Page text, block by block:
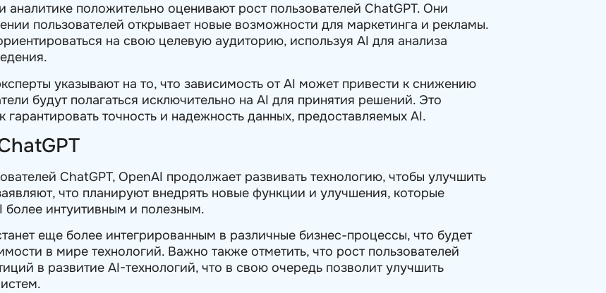
положительно оценивают рост пользователей ChatGPT. Они
пользователей открывает новые возможности для маркетинга и рекламы.
на свою целевую аудиторию, используя AI для анализа
указывают на то, что зависимость от AI может привести к снижению
будут полагаться исключительно на AI для принятия решений. Это
точность и надежность данных, предоставляемых AI.
ChatGPT, OpenAI продолжает развивать технологию, чтобы улучшить
что планируют внедрять новые функции и улучшения, которые
более интуитивным и полезным.
еще более интегрированным в различные бизнес-процессы, что будет
в мире технологий. Важно также отметить, что рост пользователей
в развитие AI-технологий, что в свою очередь позволит улучшить